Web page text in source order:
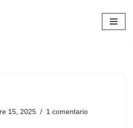
15, 2025 1 comentario